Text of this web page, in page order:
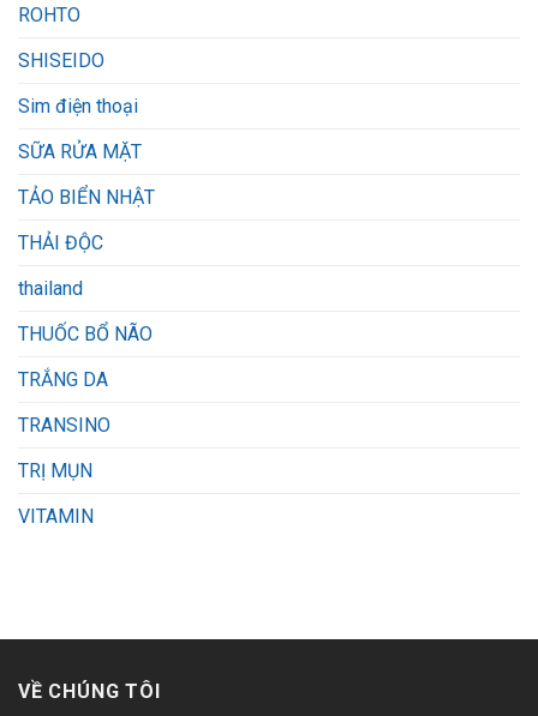
ROHTO
SHISEIDO
Sim điện thoại
SỮA RỬA MẶT
TẢO BIỂN NHẬT
THẢI ĐỘC
thailand
THUỐC BỔ NÃO
TRẮNG DA
TRANSINO
TRỊ MỤN
VITAMIN
VỀ CHÚNG TÔI